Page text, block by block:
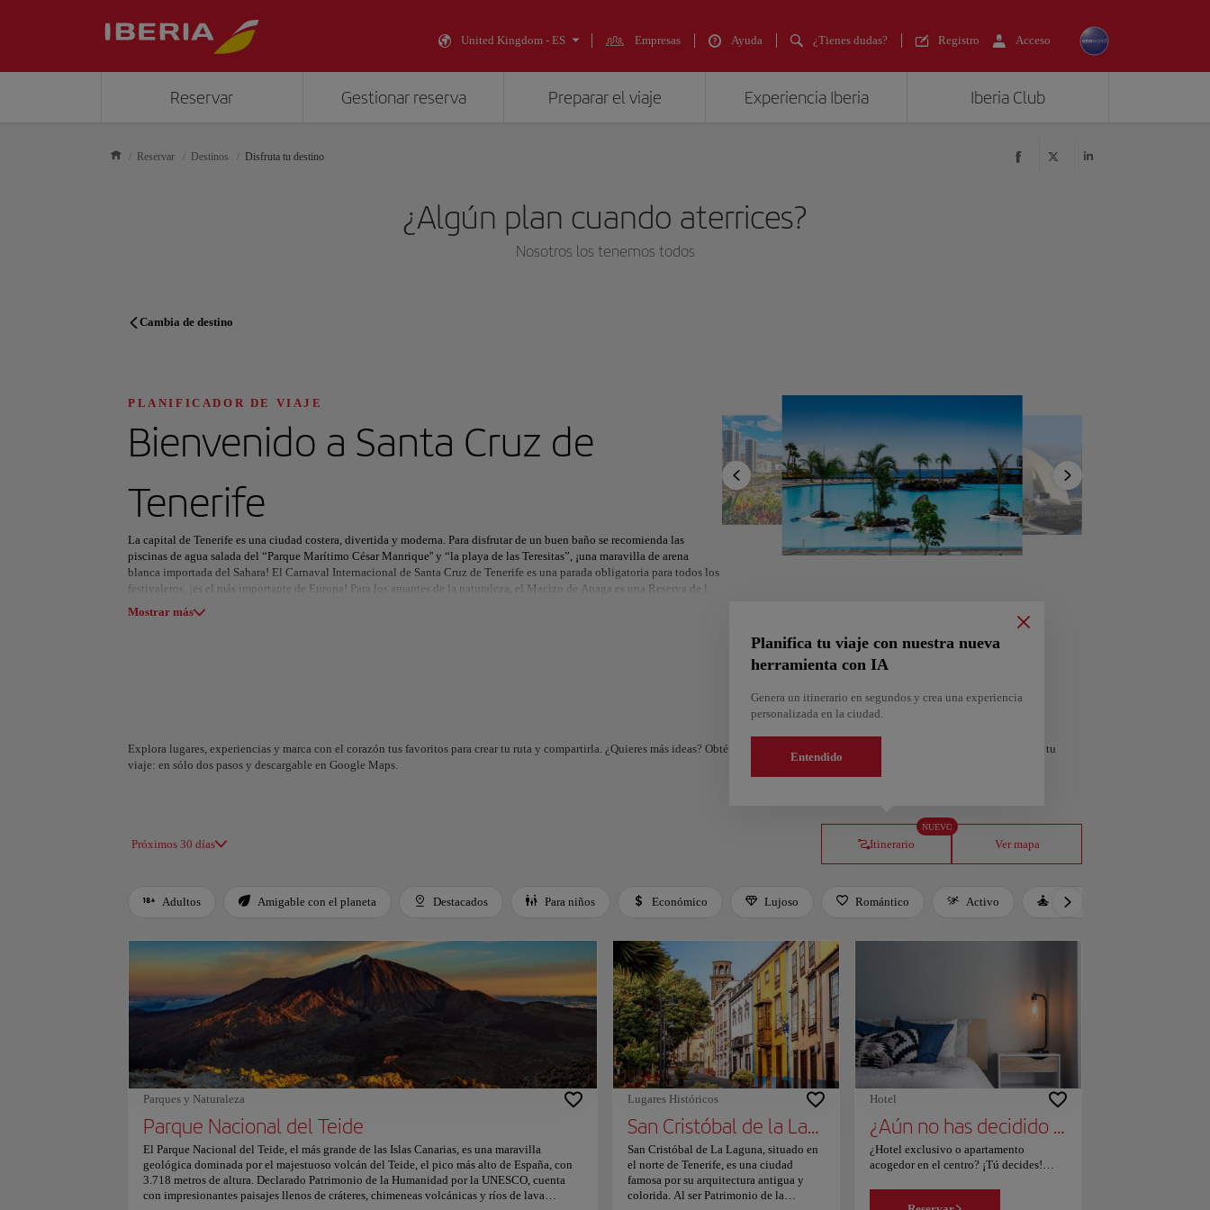
United Kingdom - ES Empresas Ayuda ¿Tienes dudas? Registro Acceso
Reservar Gestionar reserva Preparar el viaje Experiencia Iberia Iberia Club
Reservar Destinos Disfruta tu destino
¿Algún plan cuando aterrices?
Nosotros los tenemos todos
Descubre tu próximo destino
Todas las áreas Europa América del Sur Norteamérica África Asia
Mostrar
lista
España España
España
Andorra
Andorra la Vella
Cambia de destino
PLANIFICADOR DE VIAJE
Bienvenido a Santa Cruz de
Tenerife
La capital de Tenerife es una ciudad costera, divertida y moderna. Para disfrutar de un buen baño se recomienda las
piscinas de agua salada del “Parque Marítimo César Manrique'' y “la playa de las Teresitas”, ¡una maravilla de arena
blanca importada del Sahara! El Carnaval Internacional de Santa Cruz de Tenerife es una parada obligatoria para todos los
festivaleros, ¡es el más importante de Europa! Para los amantes de la naturaleza, el Macizo de Anaga es una Reserva de la
Biosfera, perfecta para realizar las mejores rutas. Otros puntos de interés son el Auditorio de Tenerife, el Puerto Marítimo y
Mostrar más
Explora lugares, experiencias y marca con el corazón tus favoritos para crear tu ruta y compartirla. ¿Quieres más ideas? Obtén un itinerario personalizado según tus intereses y la duración de tu
viaje: en sólo dos pasos y descargable en Google Maps.
Próximos 30 días Itinerario
NUEVO
Planifica tu viaje con nuestra nueva
herramienta con IA
Genera un itinerario en segundos y crea una experiencia
personalizada en la ciudad.
Entendido
Ver mapa
Adultos Amigable con el planeta Destacados Para niños Económico Lujoso Romántico Activo Relax
Parques y Naturaleza
Parque Nacional del Teide
El Parque Nacional del Teide, el más grande de las Islas Canarias, es una maravilla
geológica dominada por el majestuoso volcán del Teide, el pico más alto de España, con
3.718 metros de altura. Declarado Patrimonio de la Humanidad por la UNESCO, cuenta
con impresionantes paisajes llenos de cráteres, chimeneas volcánicas y ríos de lava
Lugares Históricos
San Cristóbal de la Laguna
San Cristóbal de La Laguna, situado en
el norte de Tenerife, es una ciudad
famosa por su arquitectura antigua y
colorida. Al ser Patrimonio de la
Hotel
¿Aún no has decidido dónde alojarte?
¿Hotel exclusivo o apartamento
acogedor en el centro? ¡Tú decides!